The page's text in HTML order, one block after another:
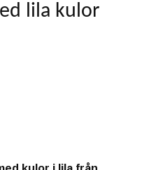
lila kulor